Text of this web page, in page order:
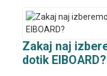
Zakaj naj
dotik EIBOARD?